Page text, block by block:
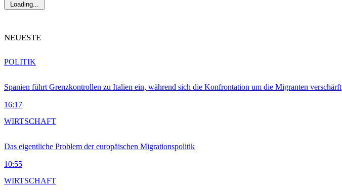
Loading...
NEUESTE
Spanien führt Grenzkontrollen zu Italien ein, während sich die Konfrontation um die Migranten verschärft
16:17
POLITIK
Das eigentliche Problem der europäischen Migrationspolitik
10:55
WIRTSCHAFT
WIRTSCHAFT